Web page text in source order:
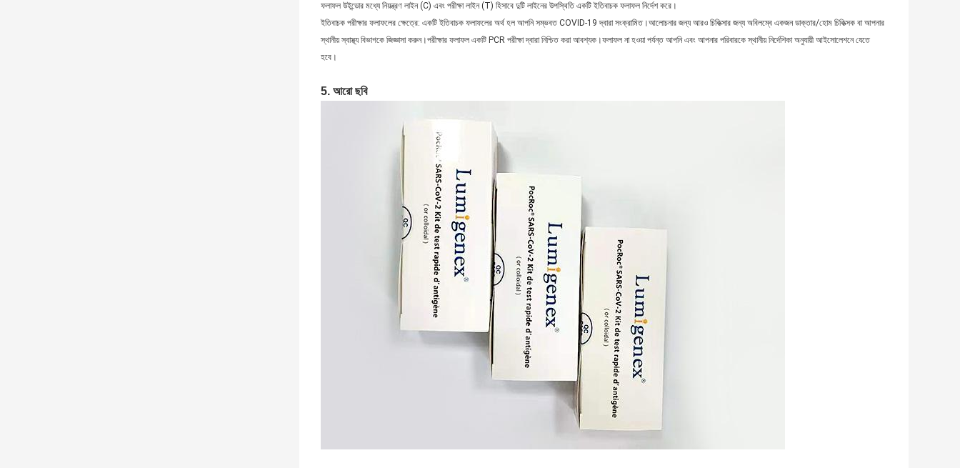
ফলাফল উইন্ডোর মধ্যে নিয়ন্ত্রণ লাইন (C) এবং পরীক্ষা লাইন (T) হিসাবে দুটি লাইনের উপস্থিতি একটি ইতিবাচক ফলাফল নির্দেশ করে।
ইতিবাচক পরীক্ষার ফলাফলের ক্ষেত্রে: একটি ইতিবাচক ফলাফলের অর্থ হল আপনি সম্ভবত COVID-19 দ্বারা সংক্রামিত।আলোচনার জন্য আরও চিকিত্সার জন্য অবিলম্বে একজন ডাক্তার/হোম চিকিত্সক বা আপনার
স্থানীয় স্বাস্থ্য বিভাগকে জিজ্ঞাসা করুন।পরীক্ষার ফলাফল একটি PCR পরীক্ষা দ্বারা নিশ্চিত করা আবশ্যক।ফলাফল না হওয়া পর্যন্ত আপনি এবং আপনার পরিবারকে স্থানীয় নির্দেশিকা অনুযায়ী আইসোলেশনে যেতে
হবে।
5. আরো ছবি